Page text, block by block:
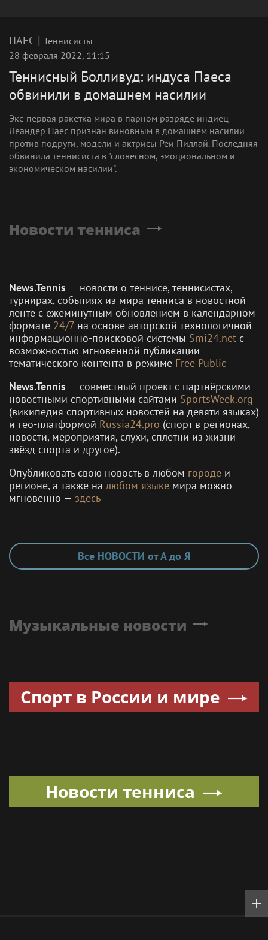
ПАЕС | Теннисисты
28 февраля 2022, 11:15
Теннисный Болливуд: индуса Паеса
обвинили в домашнем насилии
Экс-первая ракетка мира в парном разряде индиец
Леандер Паес признан виновным в домашнем насилии
против подруги, модели и актрисы Реи Пиллай. Последняя
обвинила теннисиста в "словесном, эмоциональном и
экономическом насилии".
Новости тенниса
News.Tennis — новости о теннисе, теннисистах,
турнирах, событиях из мира тенниса в новостной
ленте с ежеминутным обновлением в календарном
формате 24/7 на основе авторской технологичной
информационно-поисковой системы Smi24.net с
возможностью мгновенной публикации
тематического контента в режиме Free Public
News.Tennis — совместный проект с партнёрскими
новостными спортивными сайтами SportsWeek.org
(википедия спортивных новостей на девяти языках)
и гео-платформой Russia24.pro (спорт в регионах,
новости, мероприятия, слухи, сплетни из жизни
звёзд спорта и другое).
Опубликовать свою новость в любом городе и
регионе, а также на любом языке мира можно
мгновенно — здесь
Все НОВОСТИ от А до Я
Музыкальные новости
Спорт в России и мире
Новости тенниса